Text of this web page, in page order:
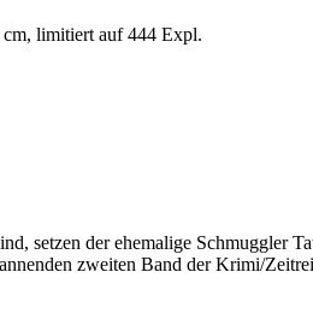
limitiert auf 444 Expl.
setzen der ehemalige
zweiten Band der Krimi/